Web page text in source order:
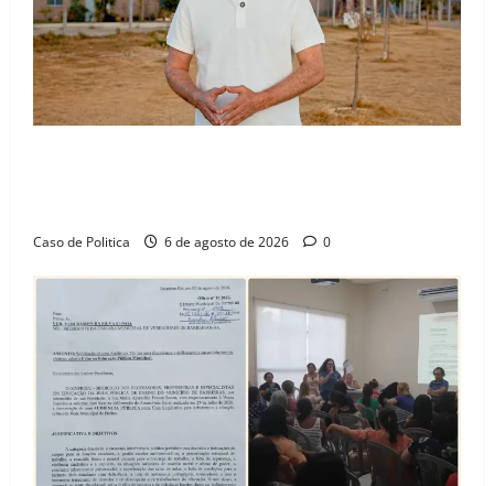
Caso de Politica 6 de agosto de 2026 0